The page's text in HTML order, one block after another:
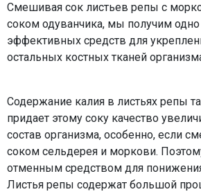
Смешивая сок листьев репы с
соком одуванчика, мы получим
эффективных средств для
остальных костных тканей
Содержание калия в листьях репы
придает этому соку качество
состав организма, особенно, если
соком сельдерея и моркови.
отменным средством для
Листья репы содержат большой